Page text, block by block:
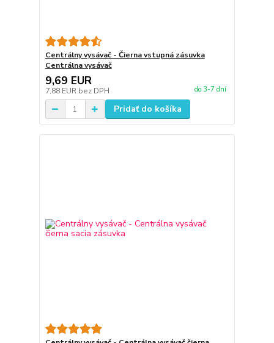
Centrálny vysávač - Čierna vstupná zásuvka
Centrálna vysávač
9,69 EUR
7,88 EUR bez DPH do 3-7 dní
Pridať do košíka